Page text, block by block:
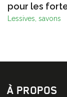
pour les
Lessives, savons
À PROPOS